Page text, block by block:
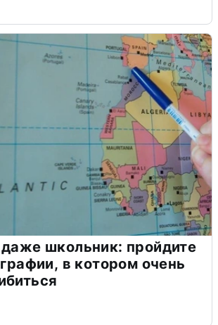
школьник: пройдите
в котором очень